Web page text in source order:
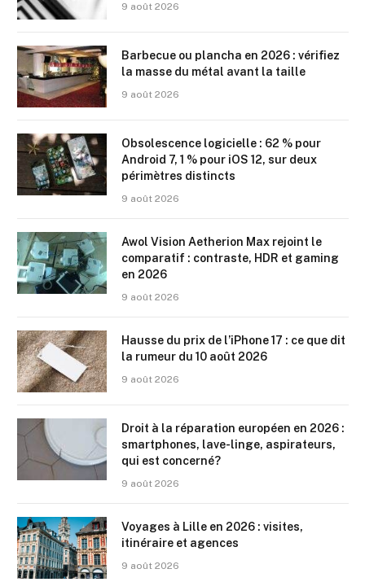
9 août 2026
Barbecue ou plancha en 2026 : vérifiez
la masse du métal avant la taille
9 août 2026
Obsolescence logicielle : 62 % pour
Android 7, 1 % pour iOS 12, sur deux
périmètres distincts
9 août 2026
Awol Vision Aetherion Max rejoint le
comparatif : contraste, HDR et gaming
en 2026
9 août 2026
Hausse du prix de l’iPhone 17 : ce que dit
la rumeur du 10 août 2026
9 août 2026
Droit à la réparation européen en 2026 :
smartphones, lave-linge, aspirateurs,
qui est concerné?
9 août 2026
Voyages à Lille en 2026 : visites,
itinéraire et agences
9 août 2026